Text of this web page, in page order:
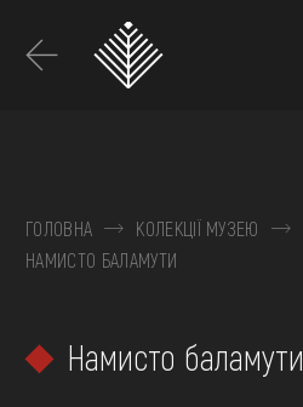
основного
КОЛЕКЦІЇ
ВИСТАВКИ ТА ПОДІЇ
ВІДВІДАТИ
ГОЛОВНА КОЛЕКЦІЇ МУЗЕЮ
НАМИСТО БАЛАМУТИ
Намисто баламути